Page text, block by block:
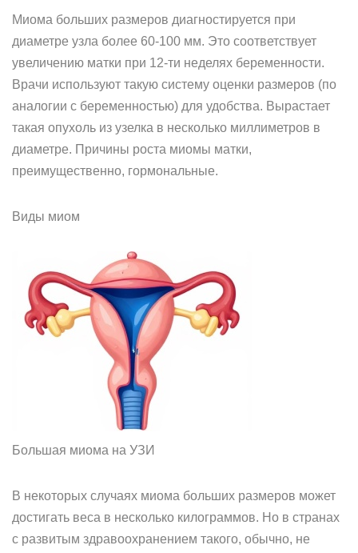
Миома больших размеров диагностируется при
диаметре узла более 60-100 мм. Это соответствует
увеличению матки при 12-ти неделях беременности.
Врачи используют такую систему оценки размеров (по
аналогии с беременностью) для удобства. Вырастает
такая опухоль из узелка в несколько миллиметров в
диаметре. Причины роста миомы матки,
преимущественно, гормональные.
Виды миом
Большая миома на УЗИ
В некоторых случаях миома больших размеров может
достигать веса в несколько килограммов. Но в странах
с развитым здравоохранением такого, обычно, не